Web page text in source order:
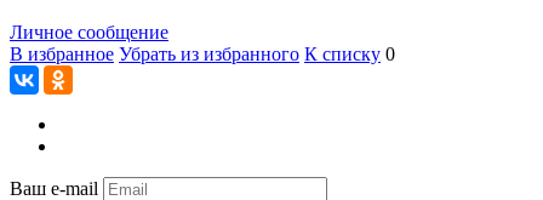
Личное сообщение
В избранное Убрать из избранного К списку 0
Ваш e-mail